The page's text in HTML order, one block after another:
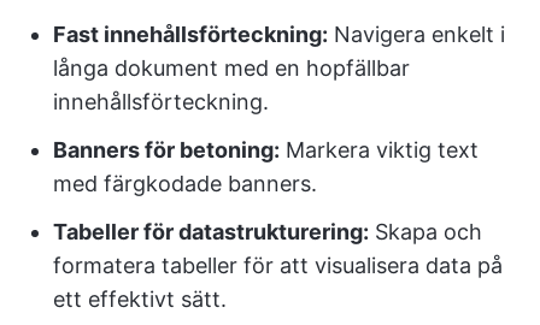
Fast innehållsförteckning: Navigera enkelt i
långa dokument med en hopfällbar
innehållsförteckning.
Banners för betoning: Markera viktig text
med färgkodade banners.
Tabeller för datastrukturering: Skapa och
formatera tabeller för att visualisera data på
ett effektivt sätt.